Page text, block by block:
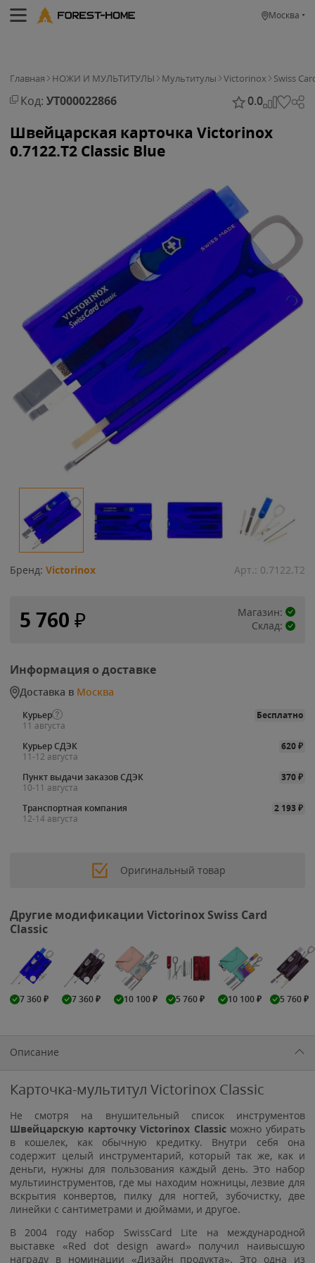
Москва
Главная НОЖИ И МУЛЬТИТУЛЫ Мультитулы Victorinox Swiss
Код: УТ000022866 0.0
Швейцарская карточка Victorinox
0.7122.T2 Classic Blue
Бренд: Victorinox Арт.: 0.7122.T2
5 760 ₽
Магазин:
Склад:
Информация о доставке
Доставка в Москва
Курьер
Бесплатно
11 августа
Курьер СДЭК
620₽
11-12 августа
Пункт выдачи заказов СДЭК
370₽
10-11 августа
Транспортная компания
2 193₽
12-14 августа
Оригинальный товар
Другие модификации Victorinox Swiss Card
Classic
7 360₽ 7 360₽ 10 100₽ 5 760₽ 10 100₽ 5 760₽
Описание
Карточка-мультитул Victorinox Classic
Не смотря на внушительный список инструментов
Швейцарскую карточку Victorinox Classicможно убирать
в кошелек, как обычную кредитку. Внутри себя она
содержит целый инструментарий, который так же, как и
деньги, нужны для пользования каждый день. Это набор
мультиинструментов, где мы находим ножницы, лезвие для
вскрытия конвертов, пилку для ногтей, зубочистку, две
линейки с сантиметрами и дюймами, и другое.
В 2004 году набор SwissCard Lite на международной
выставке «Red dot design award» получил наивысшую
награду в номинации «Дизайн продукта». Это одна из